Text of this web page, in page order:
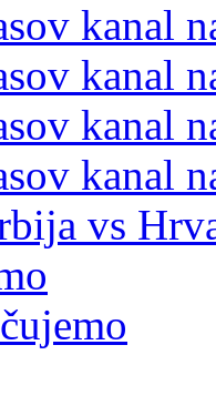
kanal
kanal
kanal
kanal
vs